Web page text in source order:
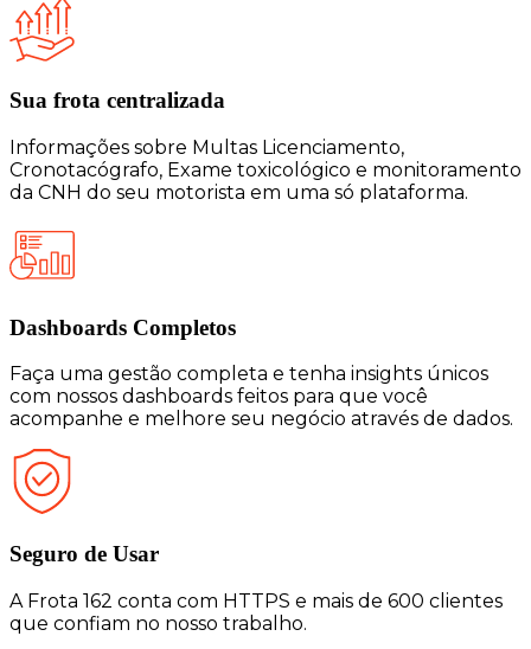
Sua frota centralizada​
Informações sobre Multas Licenciamento,
Cronotacógrafo, Exame toxicológico e monitoramento
da CNH do seu motorista em uma só plataforma.
Dashboards Completos​​
Faça uma gestão completa e tenha insights únicos
com nossos dashboards feitos para que você
acompanhe e melhore seu negócio através de dados.
Seguro de Usar​
A Frota 162 conta com HTTPS e mais de 600 clientes
que confiam no nosso trabalho.